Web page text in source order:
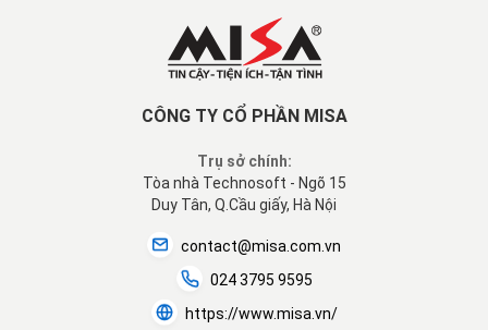
CÔNG TY CỔ PHẦN MISA
Trụ sở chính:
Tòa nhà Technosoft - Ngõ 15
Duy Tân, Q.Cầu giấy, Hà Nội
contact@misa.com.vn
024 3795 9595
https://www.misa.vn/